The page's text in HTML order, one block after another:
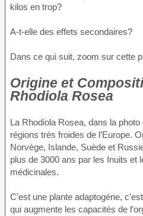
kilos en trop?
A-t-elle des effets secondaires?
Dans ce qui suit, zoom sur cette
Origine et
Rhodiola Rosea
La Rhodiola Rosea, dans la
régions très froides de l’Europe.
Norvège, Islande, Suède et
plus de 3000 ans par les Inuits et
médicinales.
C’est une plante adaptogène,
qui augmente les capacités de